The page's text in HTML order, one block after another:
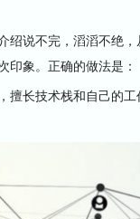
说不完，滔滔不绝，
印象。正确的做法是：
长技术栈和自己的工